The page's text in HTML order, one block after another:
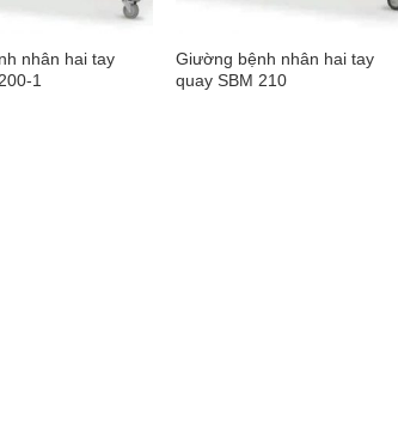
nhân hai tay
1
Giường bệnh nhân hai tay
quay SBM 210